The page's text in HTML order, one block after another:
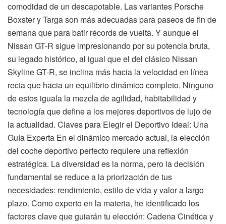
comodidad de un descapotable. Las variantes Porsche
Boxster y Targa son más adecuadas para paseos de fin de
semana que para batir récords de vuelta. Y aunque el
Nissan GT-R sigue impresionando por su potencia bruta,
su legado histórico, al igual que el del clásico Nissan
Skyline GT-R, se inclina más hacia la velocidad en línea
recta que hacia un equilibrio dinámico completo. Ninguno
de estos iguala la mezcla de agilidad, habitabilidad y
tecnología que define a los mejores deportivos de lujo de
la actualidad. Claves para Elegir el Deportivo Ideal: Una
Guía Experta En el dinámico mercado actual, la elección
del coche deportivo perfecto requiere una reflexión
estratégica. La diversidad es la norma, pero la decisión
fundamental se reduce a la priorización de tus
necesidades: rendimiento, estilo de vida y valor a largo
plazo. Como experto en la materia, he identificado los
factores clave que guiarán tu elección: Cadena Cinética y